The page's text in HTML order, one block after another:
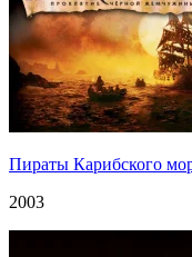
Пираты Карибского
2003